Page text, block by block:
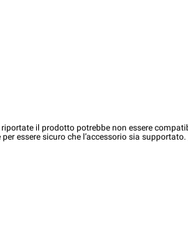
il prodotto potrebbe non essere
essere sicuro che l’accessorio sia supportato.